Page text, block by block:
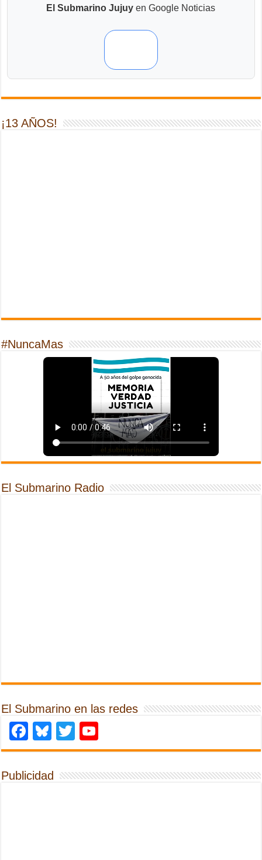
El Submarino Jujuy en Google Noticias
¡13 AÑOS!
#NuncaMas
El Submarino Radio
El Submarino en las redes
Facebook
Bluesky
Twitter
Publicidad